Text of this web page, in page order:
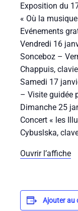
Exposition du
« Où la
Evénements
Vendredi 16
Sonceboz –
Chappuis,
Samedi 17
– Visite guidée
Dimanche 25
Concert « les
Cybuslska,
Ouvrir l’affiche
Ajouter au